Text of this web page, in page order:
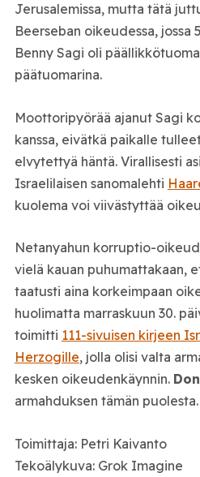
Jerusalemissa, mutta tätä
Beerseban oikeudessa, jossa
Benny Sagi oli
päätuomarina.
Moottoripyörää ajanut Sagi
kanssa, eivätkä paikalle
elvytettyä häntä. Virallisesti
Israelilaisen sanomalehti
kuolema voi viivästyttää
Netanyahun korruptio-
vielä kauan puhumattakaan,
taatusti aina korkeimpaan
huolimatta marraskuun 30.
toimitti 111-sivuisen kirjeen
Herzogille, jolla olisi valta
kesken oikeudenkäynnin.
armahduksen tämän puolesta.
Toimittaja: Petri Kaivanto
Tekoälykuva: Grok Imagine